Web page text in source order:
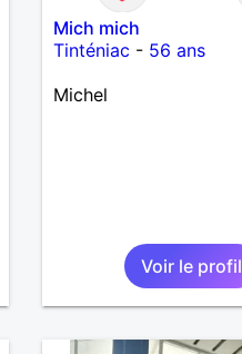
Mich mich
Tinténiac - 56 ans
Michel
Voir le profil